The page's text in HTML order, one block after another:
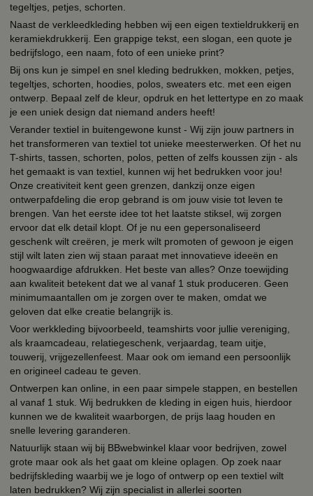
tegeltjes, petjes, schorten.
Naast de verkleedkleding hebben wij een eigen textieldrukkerij en
keramiekdrukkerij. Een grappige tekst, een slogan, een quote je
bedrijfslogo, een naam, foto of een unieke print?
Bij ons kun je simpel en snel kleding bedrukken, mokken, petjes,
tegeltjes, schorten, hoodies, polos, sweaters etc. met een eigen
ontwerp. Bepaal zelf de kleur, opdruk en het lettertype en zo maak
je een uniek design dat niemand anders heeft!
Verander textiel in buitengewone kunst - Wij zijn jouw partners in
het transformeren van textiel tot unieke meesterwerken. Of het nu
T-shirts, tassen, schorten, polos, petten of zelfs koussen zijn - als
het gemaakt is van textiel, kunnen wij het bedrukken voor jou!
Onze creativiteit kent geen grenzen, dankzij onze eigen
ontwerpafdeling die erop gebrand is om jouw visie tot leven te
brengen. Van het eerste idee tot het laatste stiksel, wij zorgen
ervoor dat elk detail klopt. Of je nu een gepersonaliseerd
geschenk wilt creëren, je merk wilt promoten of gewoon je eigen
stijl wilt laten zien wij staan paraat met innovatieve ideeën en
hoogwaardige afdrukken. Het beste van alles? Onze toewijding
aan kwaliteit betekent dat we al vanaf 1 stuk produceren. Geen
minimumaantallen om je zorgen over te maken, omdat we
geloven dat elke creatie belangrijk is.
Voor werkkleding bijvoorbeeld, teamshirts voor jullie vereniging,
als kraamcadeau, relatiegeschenk, verjaardag, team uitje,
touwerij, vrijgezellenfeest. Maar ook om iemand een persoonlijk
en origineel cadeau te geven.
Ontwerpen kan online, in een paar simpele stappen, en bestellen
al vanaf 1 stuk. Wij bedrukken de kleding in eigen huis, hierdoor
kunnen we de kwaliteit waarborgen, de prijs laag houden en
snelle levering garanderen.
Natuurlijk staan wij bij BBwebwinkel klaar voor bedrijven, zowel
grote maar ook als het gaat om kleine oplagen. Op zoek naar
bedrijfskleding waarbij we je logo of ontwerp op een textiel wilt
laten bedrukken? Wij zijn specialist in allerlei soorten